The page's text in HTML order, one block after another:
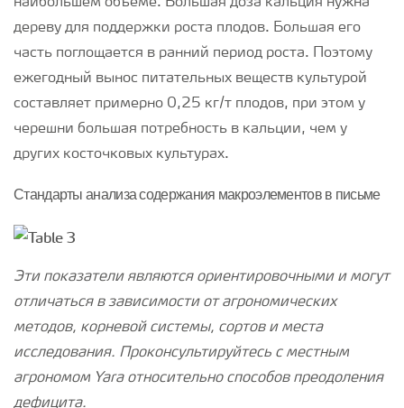
наибольшем объеме. Большая доза кальция нужна
дереву для поддержки роста плодов. Большая его
часть поглощается в ранний период роста. Поэтому
ежегодный вынос питательных веществ культурой
составляет примерно 0,25 кг/т плодов, при этом у
черешни большая потребность в кальции, чем у
других косточковых культурах.
Стандарты анализа содержания макроэлементов в письме
Эти показатели являются ориентировочными и могут
отличаться в зависимости от агрономических
методов, корневой системы, сортов и места
исследования. Проконсультируйтесь с местным
агрономом Yara относительно способов преодоления
дефицита.